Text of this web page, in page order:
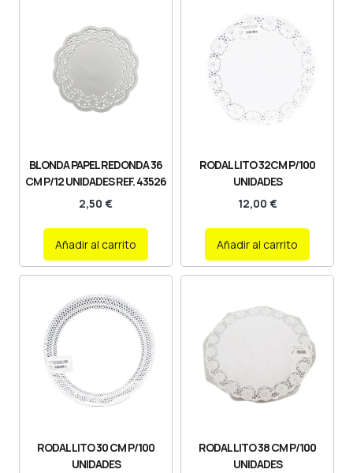
BLONDA PAPEL REDONDA 36
CM P/12 UNIDADES REF. 43526
2,50 €
Añadir al carrito
RODAL LITO 32CM P/100
UNIDADES
12,00 €
Añadir al carrito
RODAL LITO 30 CM P/100
UNIDADES
RODAL LITO 38 CM P/100
UNIDADES